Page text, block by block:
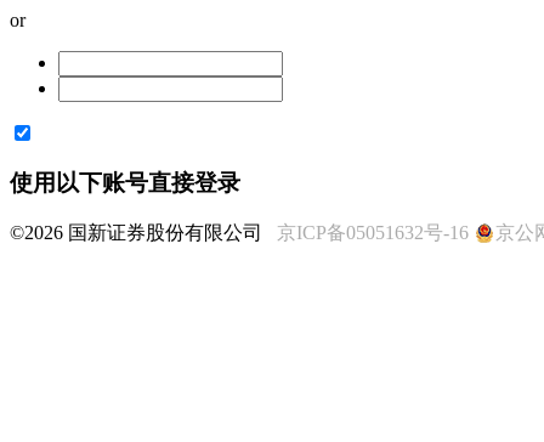
or
使用以下账号直接登录
©2026 国新证券股份有限公司 京ICP备05051632号-16 京公